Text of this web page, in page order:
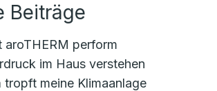
Beiträge
aroTHERM perform
im Haus verstehen
tropft meine Klimaanlage